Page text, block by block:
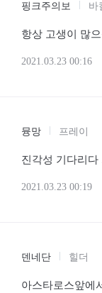
핑크주의보 바
항상 고생이 많
2021.03.23 00:16
뮹망 프레이
진각성 기다리
2021.03.23 00:19
덴네단 힐더
아스타로스앞에